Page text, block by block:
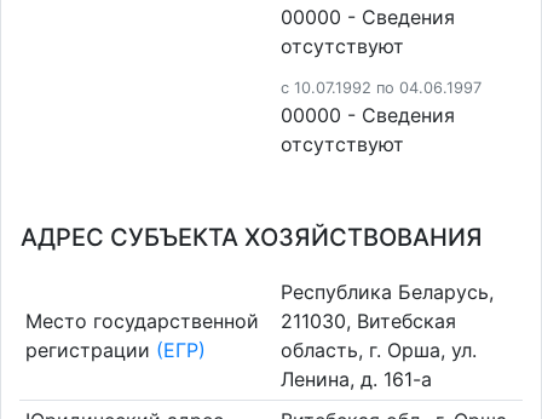
00000 - Cведения
отсутствуют
c 10.07.1992 по 04.06.1997
00000 - Cведения
отсутствуют
АДРЕС СУБЪЕКТА ХОЗЯЙСТВОВАНИЯ
Место государственной
регистрации (ЕГР)
Республика Беларусь,
211030, Витебская
область, г. Орша, ул.
Ленина, д. 161-а